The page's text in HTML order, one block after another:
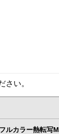
さい。
フルカラー熱転写M